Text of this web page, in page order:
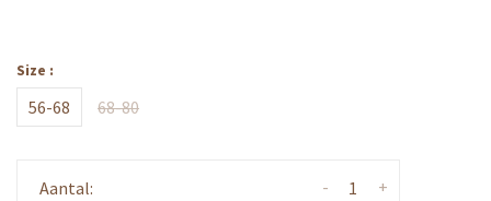
Size :
56-68 68-80
Aantal: +
-